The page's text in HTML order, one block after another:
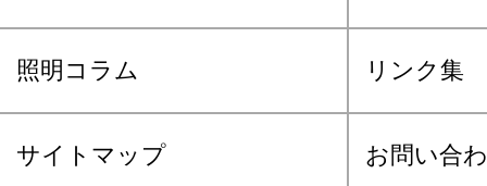
照明コラム リンク集
サイトマップ お問い合